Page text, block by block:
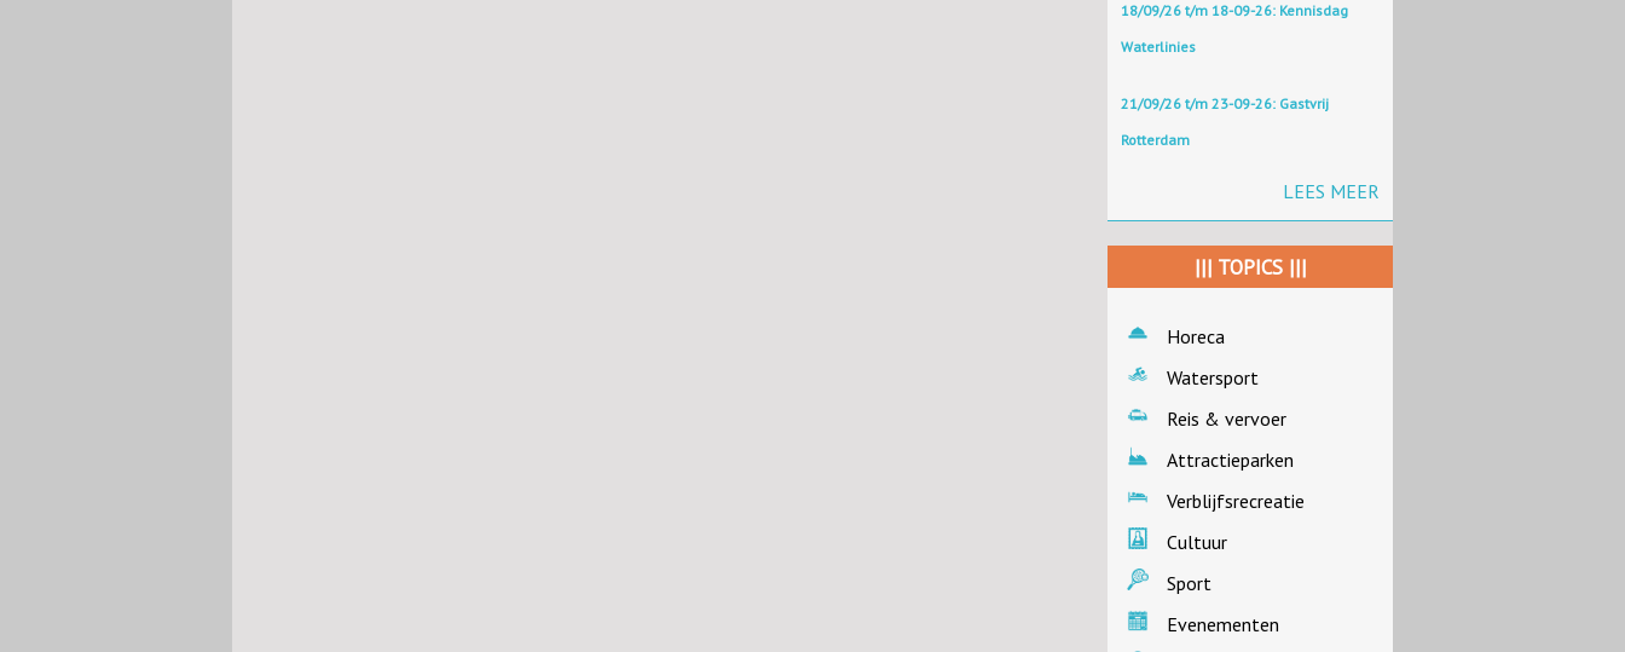
18/09/26 t/m 18-09-26: Kennisdag
Waterlinies
21/09/26 t/m 23-09-26: Gastvrij
Rotterdam
LEES MEER
||| TOPICS |||
Horeca
Watersport
Reis & vervoer
Attractieparken
Verblijfsrecreatie
Cultuur
Sport
Evenementen